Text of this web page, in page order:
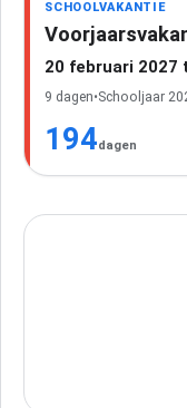
SCHOOLVAKANTIE
20 februari 2027
9 dagen•Schooljaar
194dagen